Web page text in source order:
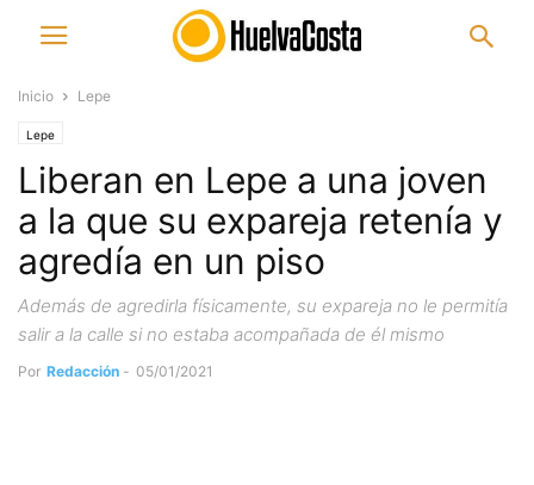
Inicio Lepe
Lepe
Liberan en Lepe a una joven
a la que su expareja retenía y
agredía en un piso
Además de agredirla físicamente, su expareja no le permitía
salir a la calle si no estaba acompañada de él mismo
Por Redacción - 05/01/2021